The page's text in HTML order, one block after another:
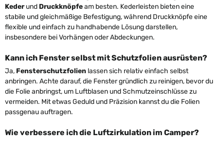
Kederund Druckknöpfeam besten. Kederleisten bieten eine
stabile und gleichmäßige Befestigung, während Druckknöpfe eine
flexible und einfach zu handhabende Lösung darstellen,
insbesondere bei Vorhängen oder Abdeckungen.
Kann ich Fenster selbst mit Schutzfolien ausrüsten?
Ja, Fensterschutzfolien lassen sich relativ einfach selbst
anbringen. Achte darauf, die Fenster gründlich zu reinigen, bevor du
die Folie anbringst, um Luftblasen und Schmutzeinschlüsse zu
vermeiden. Mit etwas Geduld und Präzision kannst du die Folien
passgenau auftragen.
Wie verbessere ich die Luftzirkulation im Camper?